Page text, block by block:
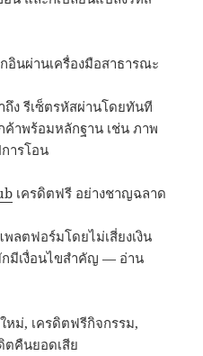
อินผ่านเครื่องมือสาธารณะ
ง รีเซ็ตรหัสผ่านโดยทันที
าพร้อมหลักฐาน เช่น ภาพ
ารโอน
เครดิตฟรี อย่างชาญฉลาด
ลตฟอร์มโดยไม่เสี่ยงเงิน
มีเงื่อนไขสำคัญ — อ่าน
หม่, เครดิตฟรีกิจกรรม,
ตคืนยอดเสีย